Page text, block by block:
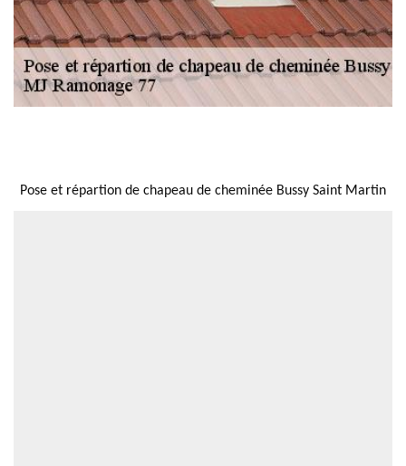
Pose et répartion de chapeau de cheminée Bussy Saint Martin